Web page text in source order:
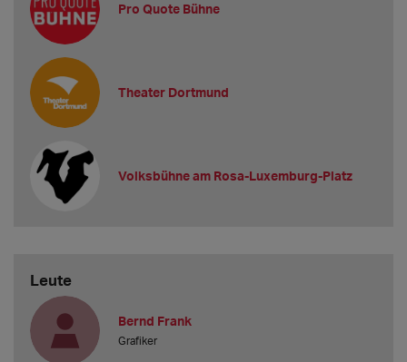
Pro Quote Bühne
Theater Dortmund
Volksbühne am Rosa-Luxemburg-Platz
Leute
Bernd Frank
Grafiker